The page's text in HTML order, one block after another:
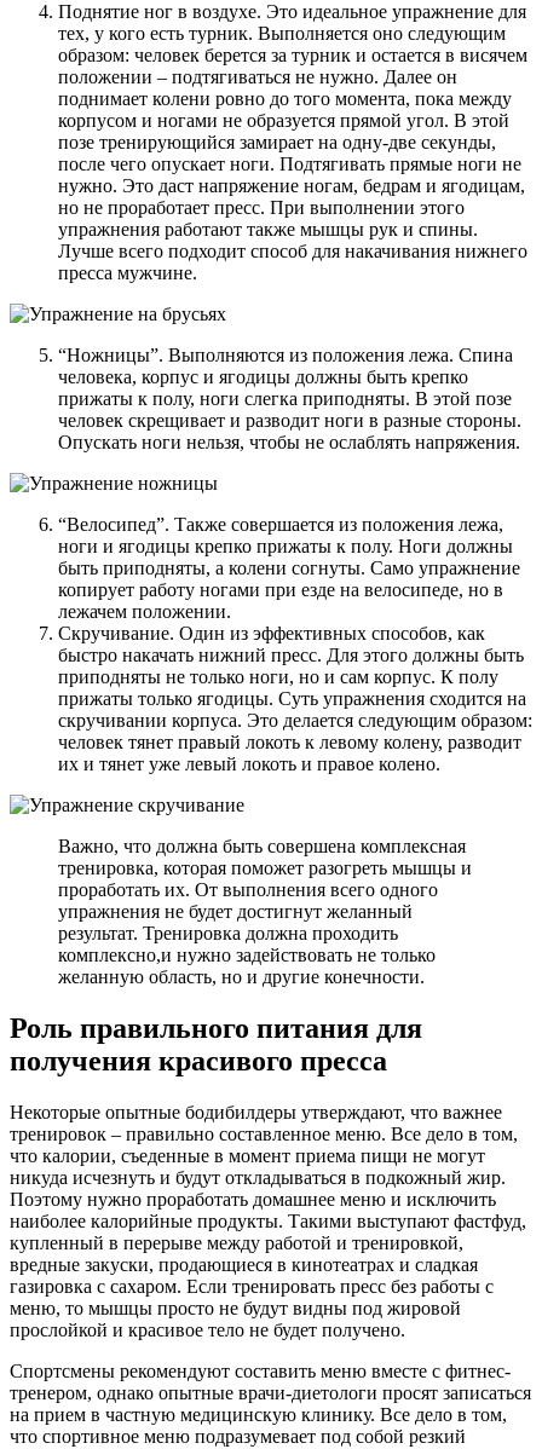
Поднятие ног в воздухе. Это идеальное упражнение для
тех, у кого есть турник. Выполняется оно следующим
образом: человек берется за турник и остается в висячем
положении – подтягиваться не нужно. Далее он
поднимает колени ровно до того момента, пока между
корпусом и ногами не образуется прямой угол. В этой
позе тренирующийся замирает на одну-две секунды,
после чего опускает ноги. Подтягивать прямые ноги не
нужно. Это даст напряжение ногам, бедрам и ягодицам,
но не проработает пресс. При выполнении этого
упражнения работают также мышцы рук и спины.
Лучше всего подходит способ для накачивания нижнего
пресса мужчине.
“Ножницы”. Выполняются из положения лежа. Спина
человека, корпус и ягодицы должны быть крепко
прижаты к полу, ноги слегка приподняты. В этой позе
человек скрещивает и разводит ноги в разные стороны.
Опускать ноги нельзя, чтобы не ослаблять напряжения.
“Велосипед”. Также совершается из положения лежа,
ноги и ягодицы крепко прижаты к полу. Ноги должны
быть приподняты, а колени согнуты. Само упражнение
копирует работу ногами при езде на велосипеде, но в
лежачем положении.
Скручивание. Один из эффективных способов, как
быстро накачать нижний пресс. Для этого должны быть
приподняты не только ноги, но и сам корпус. К полу
прижаты только ягодицы. Суть упражнения сходится на
скручивании корпуса. Это делается следующим образом:
человек тянет правый локоть к левому колену, разводит
их и тянет уже левый локоть и правое колено.
Важно, что должна быть совершена комплексная
тренировка, которая поможет разогреть мышцы и
проработать их. От выполнения всего одного
упражнения не будет достигнут желанный
результат. Тренировка должна проходить
комплексно,и нужно задействовать не только
желанную область, но и другие конечности.
Роль правильного питания для
получения красивого пресса
Некоторые опытные бодибилдеры утверждают, что важнее
тренировок – правильно составленное меню. Все дело в том,
что калории, съеденные в момент приема пищи не могут
никуда исчезнуть и будут откладываться в подкожный жир.
Поэтому нужно проработать домашнее меню и исключить
наиболее калорийные продукты. Такими выступают фастфуд,
купленный в перерыве между работой и тренировкой,
вредные закуски, продающиеся в кинотеатрах и сладкая
газировка с сахаром. Если тренировать пресс без работы с
меню, то мышцы просто не будут видны под жировой
прослойкой и красивое тело не будет получено.
Спортсмены рекомендуют составить меню вместе с фитнес-
тренером, однако опытные врачи-диетологи просят записаться
на прием в частную медицинскую клинику. Все дело в том,
что спортивное меню подразумевает под собой резкий